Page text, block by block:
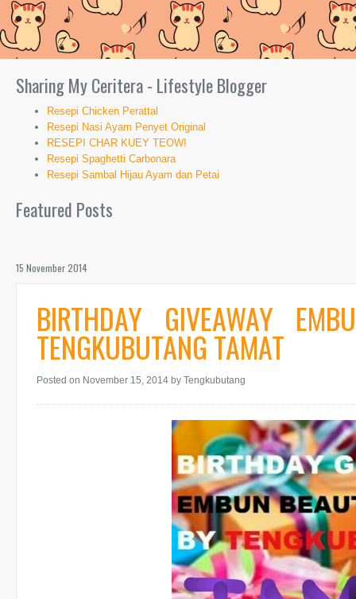
Sharing My Ceritera - Lifestyle Blogger
Resepi Chicken Perattal
Resepi Nasi Ayam Penyet Original
RESEPI CHAR KUEY TEOW!
Resepi Spaghetti Carbonara
Resepi Sambal Hijau Ayam dan Petai
Featured Posts
15 November 2014
BIRTHDAY GIVEAWAY
TENGKUBUTANG TAMAT
Posted on November 15, 2014 by Tengkubutang